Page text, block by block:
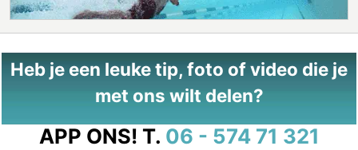
Heb je een leuke tip, foto of video die je
met ons wilt delen?
APP ONS! T. 06 - 574 71 321